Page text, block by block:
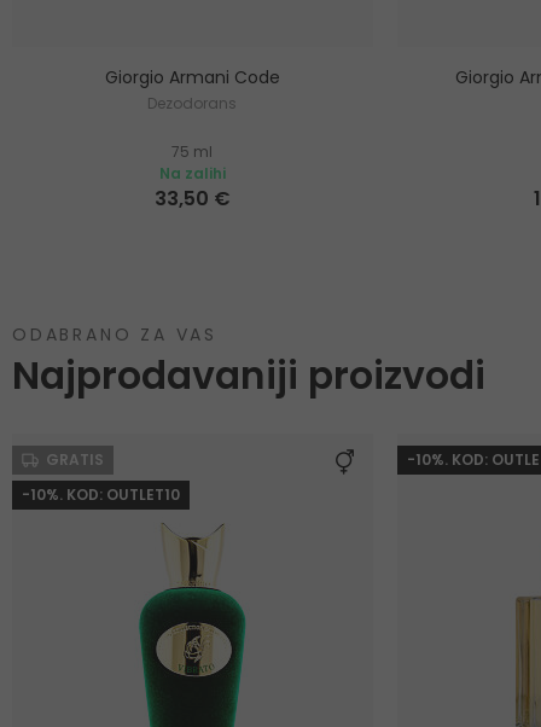
Giorgio Armani Code
Dezodorans
75 ml
Na zalihi
33,50 €
Giorgio
ODABRANO ZA VAS
Najprodavaniji proizvodi
GRATIS
-10%. KOD: OUTLET10
-10%. KOD: